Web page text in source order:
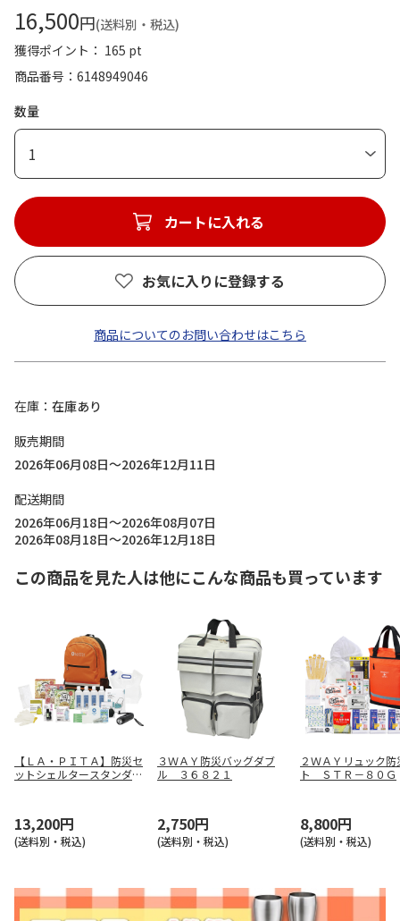
16,500円(送料別・税込)
獲得ポイント： 165 pt
商品番号
6148949046
数量
1
カートに入れる
お気に入りに登録する
商品についてのお問い合わせはこちら
在庫
在庫あり
販売期間
2026年06月08日～2026年12月11日
配送期間
2026年06月18日～2026年08月07日
2026年08月18日～2026年12月18日
この商品を見た人は他にこんな商品も買っています
【ＬＡ・ＰＩＴＡ】防災セ
ットシェルタースタンダー
13,200円
(送料別・税込)
３ＷＡＹ防災バッグダブ
ル ３６８２１
2,750円
(送料別・税込)
２ＷＡＹリュック
ト ＳＴＲ－８０Ｇ
8,800円
(送料別・税込)